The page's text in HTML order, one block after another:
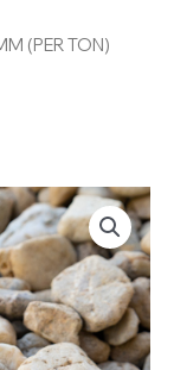
(PER TON)